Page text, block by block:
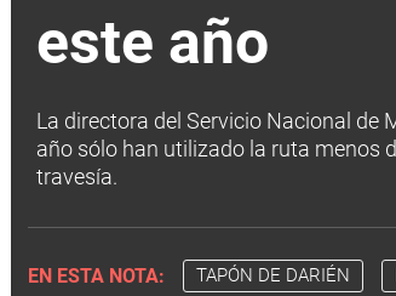
este año
La directora del Servicio Nacional de
año sólo han utilizado la ruta menos
travesía.
EN ESTA NOTA: TAPÓN DE DARIÉN